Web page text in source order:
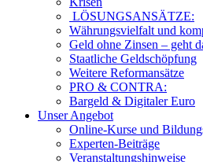
LÖSUNGSANSÄTZE:
Währungsvielfalt und
Geld ohne Zinsen – geht
Staatliche Geldschöpfung
Weitere Reformansätze
PRO & CONTRA:
Bargeld & Digitaler Euro
Unser Angebot
Online-Kurse und
Experten-Beiträge
Veranstaltungshinweise